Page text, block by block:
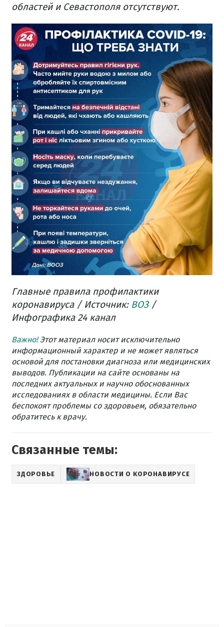
областей и Севастополя отсутствуют.
Главные правила профилактики
коронавируса / Источник: ВОЗ /
Инфографика 24 канал
Важно!Этот материал носит исключительно
информационный характер и не может являться
основой для постановки диагноза или медицинских
выводов. Публикации на сайте основаны на
последних актуальных и научно обоснованных
исследованиях в области медицины. Если Вас
беспокоят проблемы со здоровьем, обязательно
обратитесь к врачу.
Связанные темы:
ЗДОРОВЬЕ НОВОСТИ О КОРОНАВИРУСЕ